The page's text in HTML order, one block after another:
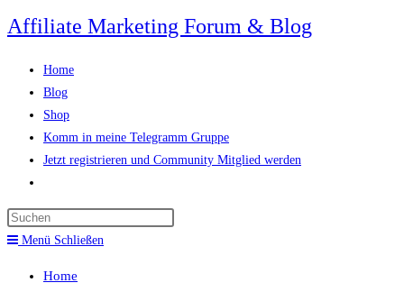
Zum
Inhalt
springen
Affiliate Marketing Forum & Blog
Home
Blog
Shop
Komm in meine Telegramm Gruppe
Jetzt registrieren und Community Mitglied werden
umschalten
Menü Schließen
Home